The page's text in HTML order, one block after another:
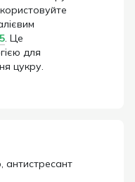
. Це
для
цукру.
антистресант